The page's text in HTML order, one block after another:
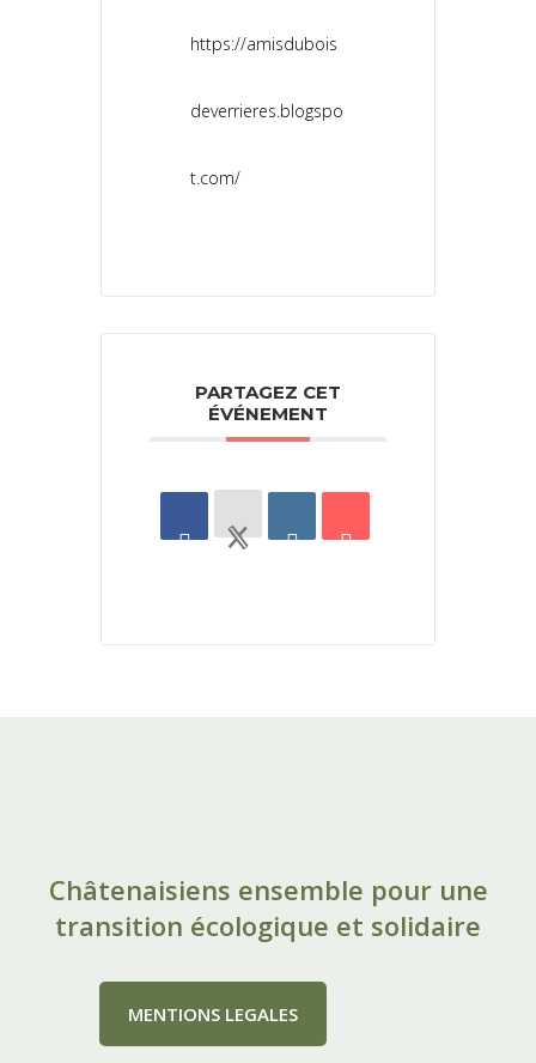
https://amisdubois
deverrieres.blogspo
t.com/
PARTAGEZ CET
ÉVÉNEMENT
Châtenaisiens ensemble pour une
transition écologique et solidaire
MENTIONS LEGALES